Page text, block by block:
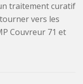
traitement curatif
vers les
Couvreur 71 et